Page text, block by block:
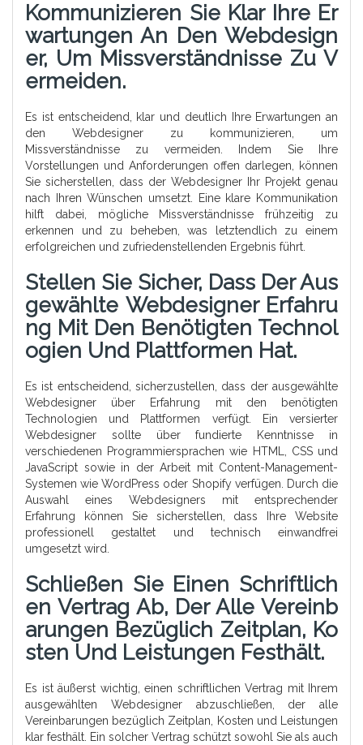
Kommunizieren Sie Klar Ihre Er
Wartungen An Den Webdesign
Er, Um Missverständnisse Zu V
Ermeiden.
Es ist entscheidend, klar und deutlich Ihre Erwartungen an
den Webdesigner zu kommunizieren, um
Missverständnisse zu vermeiden. Indem Sie Ihre
Vorstellungen und Anforderungen offen darlegen, können
Sie sicherstellen, dass der Webdesigner Ihr Projekt genau
nach Ihren Wünschen umsetzt. Eine klare Kommunikation
hilft dabei, mögliche Missverständnisse frühzeitig zu
erkennen und zu beheben, was letztendlich zu einem
erfolgreichen und zufriedenstellenden Ergebnis führt.
Stellen Sie Sicher, Dass Der Aus
Gewählte Webdesigner Erfahru
Ng Mit Den Benötigten Technol
Ogien Und Plattformen Hat.
Es ist entscheidend, sicherzustellen, dass der ausgewählte
Webdesigner über Erfahrung mit den benötigten
Technologien und Plattformen verfügt. Ein versierter
Webdesigner sollte über fundierte Kenntnisse in
verschiedenen Programmiersprachen wie HTML, CSS und
JavaScript sowie in der Arbeit mit Content-Management-
Systemen wie WordPress oder Shopify verfügen. Durch die
Auswahl eines Webdesigners mit entsprechender
Erfahrung können Sie sicherstellen, dass Ihre Website
professionell gestaltet und technisch einwandfrei
umgesetzt wird.
Schließen Sie Einen Schriftlich
En Vertrag Ab, Der Alle Vereinb
Arungen Bezüglich Zeitplan, Ko
Sten Und Leistungen Festhält.
Es ist äußerst wichtig, einen schriftlichen Vertrag mit Ihrem
ausgewählten Webdesigner abzuschließen, der alle
Vereinbarungen bezüglich Zeitplan, Kosten und Leistungen
klar festhält. Ein solcher Vertrag schützt sowohl Sie als auch